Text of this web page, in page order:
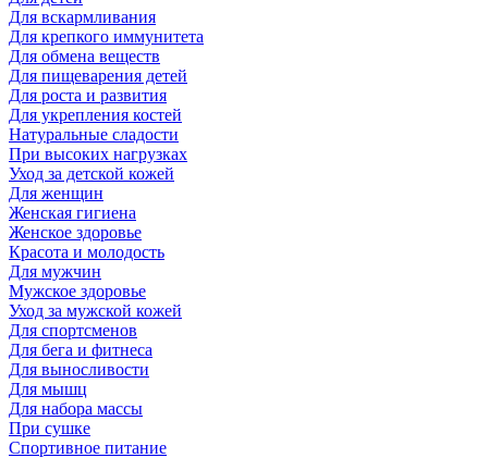
Для вскармливания
Для крепкого иммунитета
Для обмена веществ
Для пищеварения детей
Для роста и развития
Для укрепления костей
Натуральные сладости
При высоких нагрузках
Уход за детской кожей
Для женщин
Женская гигиена
Женское здоровье
Красота и молодость
Для мужчин
Мужское здоровье
Уход за мужской кожей
Для спортсменов
Для бега и фитнеса
Для выносливости
Для мышц
Для набора массы
При сушке
Спортивное питание